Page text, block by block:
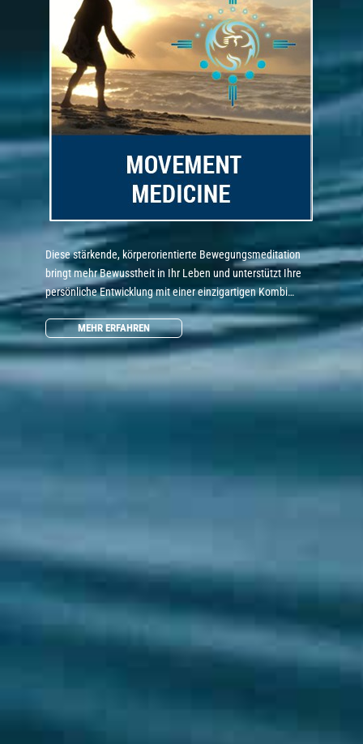
Diese stärkende, körperorientierte Bewegungsmeditation
bringt mehr Bewusstheit in Ihr Leben und unterstützt Ihre
persönliche Entwicklung mit einer einzigartigen Kombi…
MEHR ERFAHREN